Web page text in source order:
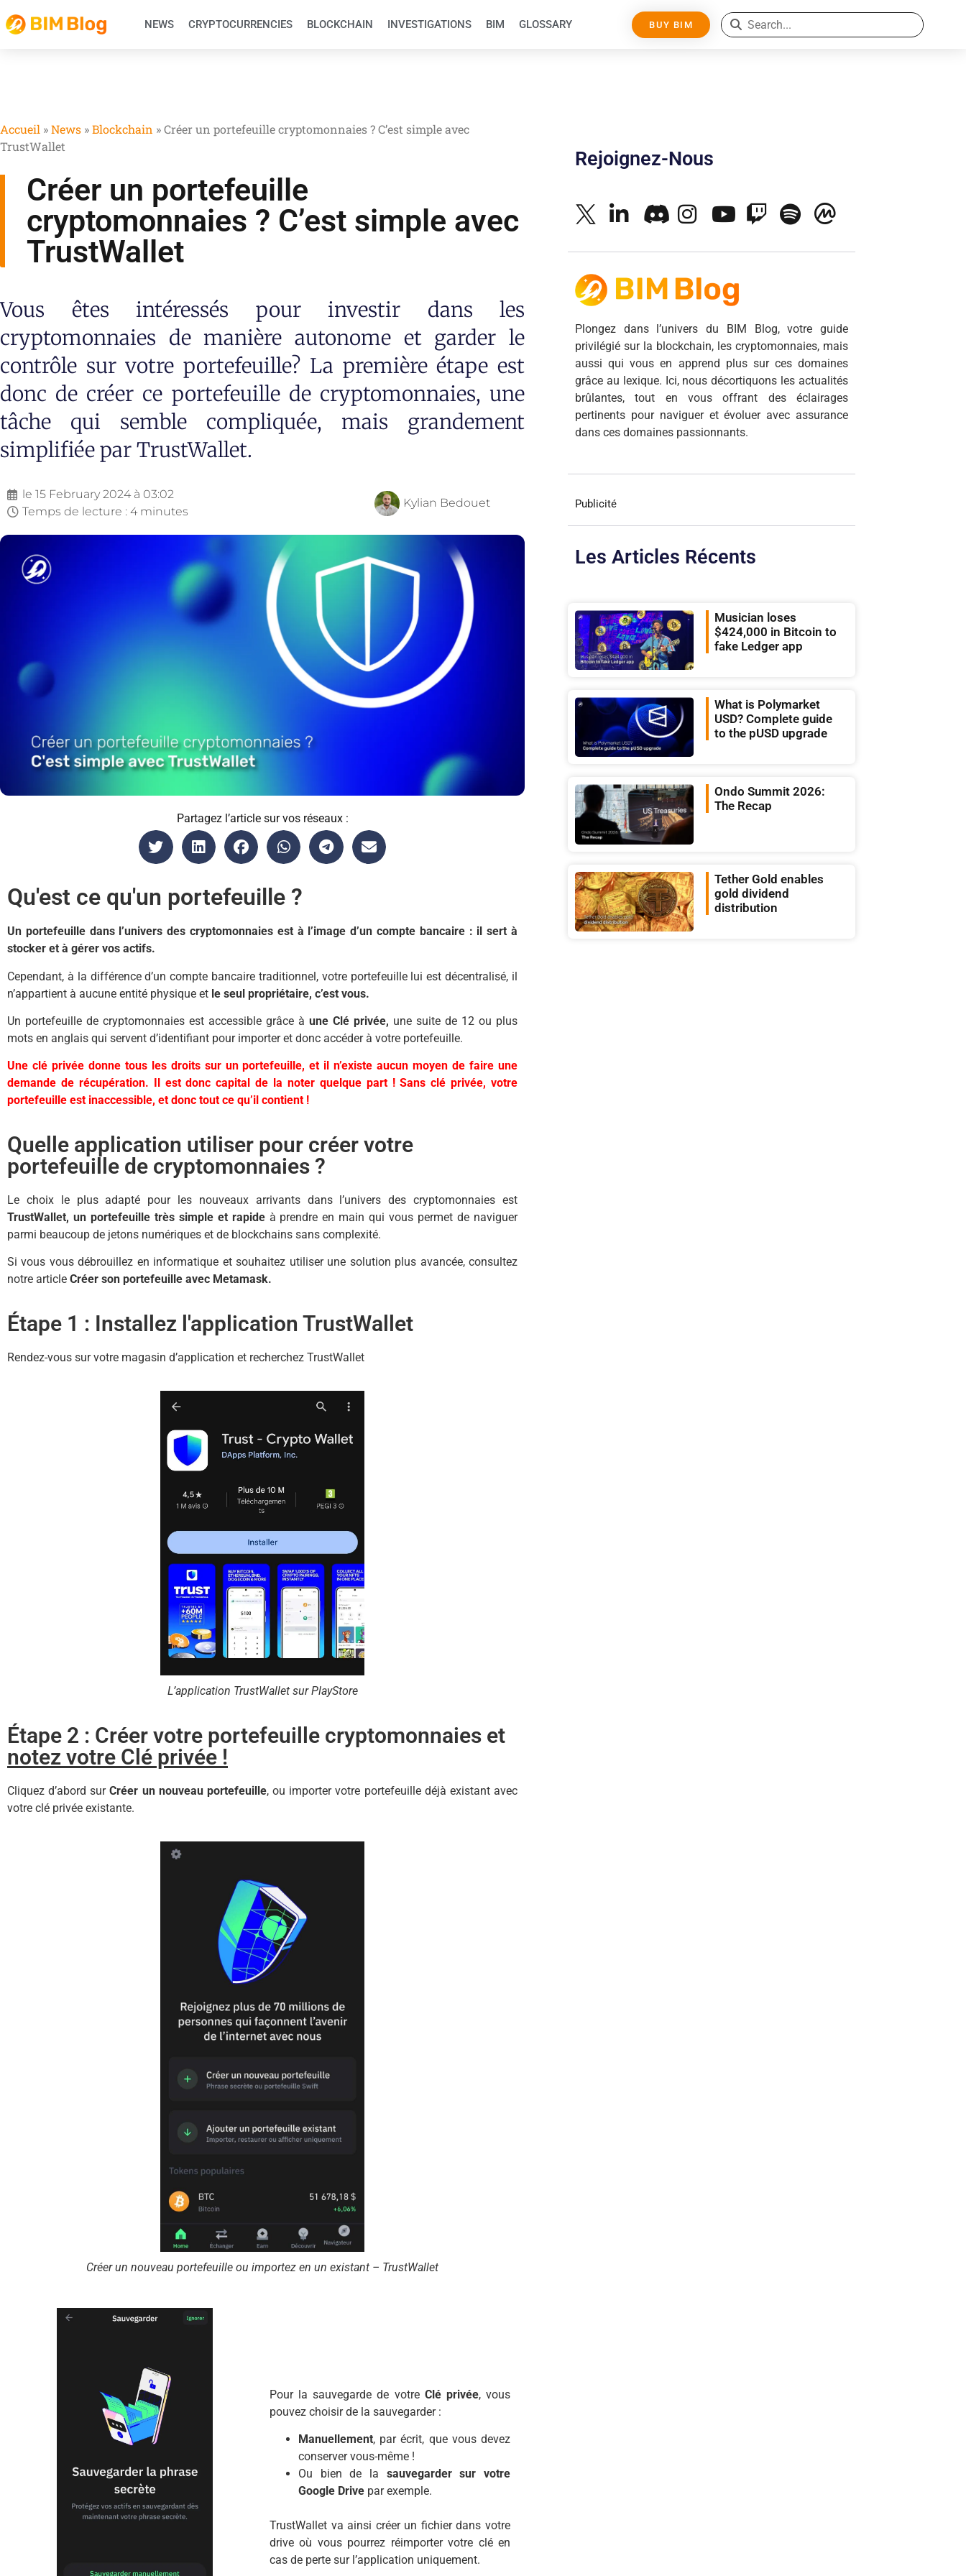
NEWS CRYPTOCURRENCIES BLOCKCHAIN INVESTIGATIONS BIM GLOSSARY BUY BIM
Accueil »News »Blockchain »Créer un portefeuille cryptomonnaies ? C’est simple avec
TrustWallet
Créer un portefeuille
cryptomonnaies ? C’est simple avec
TrustWallet
Vous êtes intéressés pour investir dans les
cryptomonnaies de manière autonome et garder le
contrôle sur votre portefeuille? La première étape est
donc de créer ce portefeuille de cryptomonnaies, une
tâche qui semble compliquée, mais grandement
simplifiée par TrustWallet.
le 15 February 2024 à 03:02
Temps de lecture : 4 minutes
Kylian Bedouet
Partagez l’article sur vos réseaux :
Qu'est ce qu'un portefeuille ?
Un portefeuille dans l’univers des cryptomonnaies est à l’image d’un compte bancaire : il sert à
stocker et à gérer vos actifs.
Cependant, à la différence d’un compte bancaire traditionnel, votre portefeuille lui est décentralisé, il
n’appartient à aucune entité physique et le seul propriétaire, c’est vous.
Un portefeuille de cryptomonnaies est accessible grâce à une Clé privée, une suite de 12 ou plus
mots en anglais qui servent d’identifiant pour importer et donc accéder à votre portefeuille.
Une clé privée donne tous les droits sur un portefeuille, et il n’existe aucun moyen de faire une
demande de récupération. Il est donc capital de la noter quelque part ! Sans clé privée, votre
portefeuille est inaccessible, et donc tout ce qu’il contient !
Quelle application utiliser pour créer votre
portefeuille de cryptomonnaies ?
Le choix le plus adapté pour les nouveaux arrivants dans l’univers des cryptomonnaies est
TrustWallet, un portefeuille très simple et rapideà prendre en main qui vous permet de naviguer
parmi beaucoup de jetons numériques et de blockchains sans complexité.
Si vous vous débrouillez en informatique et souhaitez utiliser une solution plus avancée, consultez
notre article Créer son portefeuille avec Metamask.
Étape 1 : Installez l'application TrustWallet
Rendez-vous sur votre magasin d’application et recherchez TrustWallet
L’application TrustWallet sur PlayStore
Étape 2 : Créer votre portefeuille cryptomonnaies et
notez votre Clé privée !
Cliquez d’abord surCréer un nouveau portefeuille, ou importer votre portefeuille déjà existant avec
votre clé privée existante.
Créer un nouveau portefeuille ou importez en un existant – TrustWallet
Pour la sauvegarde de votre Clé privée, vous
pouvez choisir de la sauvegarder :
Manuellement, par écrit, que vous devez
conserver vous-même !
Ou bien de la sauvegarder sur votre
Google Drive par exemple.
TrustWallet va ainsi créer un fichier dans votre
drive où vous pourrez réimporter votre clé en
cas de perte sur l’application uniquement.
Rejoignez-Nous
Plongez dans l’univers du BIM Blog, votre guide
privilégié sur la blockchain, les cryptomonnaies, mais
aussi qui vous en apprend plus sur ces domaines
grâce au lexique. Ici, nous décortiquons les actualités
brûlantes, tout en vous offrant des éclairages
pertinents pour naviguer et évoluer avec assurance
dans ces domaines passionnants.
Publicité
Les Articles Récents
Musician loses
$424,000 in Bitcoin to
fake Ledger app
What is Polymarket
USD? Complete guide
to the pUSD upgrade
Ondo Summit 2026:
The Recap
Tether Gold enables
gold dividend
distribution